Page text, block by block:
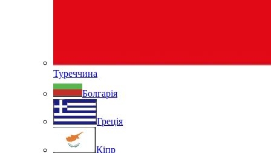
Туреччина
Болгарія
Греція
Кіпр